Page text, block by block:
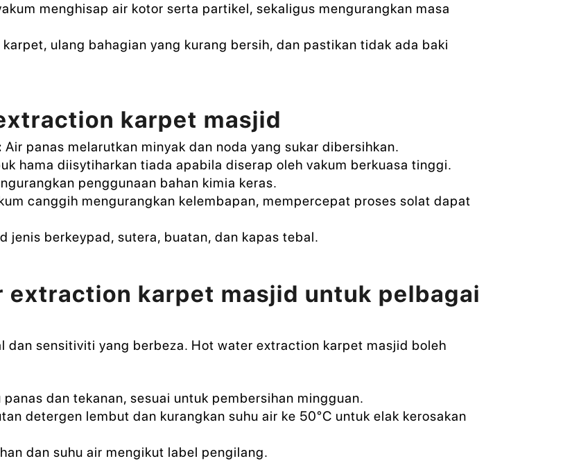
menghisap air kotor serta partikel, sekaligus mengurangkan masa
ulang bahagian yang kurang bersih, dan pastikan tidak ada baki
karpet masjid
Air panas melarutkan minyak dan noda yang sukar dibersihkan.
hama diisytiharkan tiada apabila diserap oleh vakum berkuasa tinggi.
penggunaan bahan kimia keras.
canggih mengurangkan kelembapan, mempercepat proses solat dapat
jenis berkeypad, sutera, buatan, dan kapas tebal.
extraction karpet masjid untuk pelbagai
dan sensitiviti yang berbeza. Hot water extraction karpet masjid boleh
panas dan tekanan, sesuai untuk pembersihan mingguan.
detergen lembut dan kurangkan suhu air ke 50°C untuk elak kerosakan
dan suhu air mengikut label pengilang.